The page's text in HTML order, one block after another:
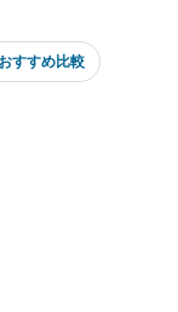
すすめ比較